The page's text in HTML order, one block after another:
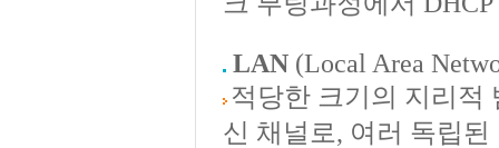
LAN (Local Area
적당한 크기의 지리적
신 채널로, 여러 독립